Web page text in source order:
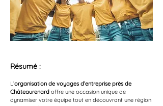
Résumé :
L’organisation de voyages d’entreprise près de
Châteaurenard offre une occasion unique de
dynamiser votre équipe tout en découvrant une région